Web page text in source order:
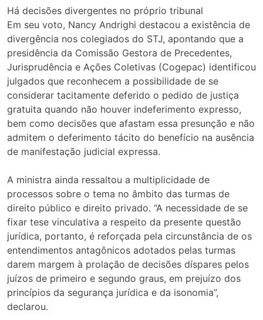
Há decisões divergentes no próprio tribunal
Em seu voto, Nancy Andrighi destacou a existência de
divergência nos colegiados do STJ, apontando que a
presidência da Comissão Gestora de Precedentes,
Jurisprudência e Ações Coletivas (Cogepac) identificou
julgados que reconhecem a possibilidade de se
considerar tacitamente deferido o pedido de justiça
gratuita quando não houver indeferimento expresso,
bem como decisões que afastam essa presunção e não
admitem o deferimento tácito do benefício na ausência
de manifestação judicial expressa.
A ministra ainda ressaltou a multiplicidade de
processos sobre o tema no âmbito das turmas de
direito público e direito privado. “A necessidade de se
fixar tese vinculativa a respeito da presente questão
jurídica, portanto, é reforçada pela circunstância de os
entendimentos antagônicos adotados pelas turmas
darem margem à prolação de decisões díspares pelos
juízos de primeiro e segundo graus, em prejuízo dos
princípios da segurança jurídica e da isonomia”,
declarou.